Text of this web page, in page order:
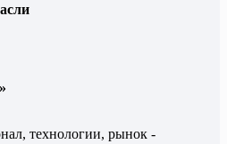
технологии, рынок -